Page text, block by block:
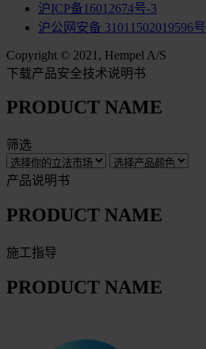
沪ICP备16012674号-3
沪公网安备 31011502019596号
Copyright © 2021, Hempel A/S
下载产品安全技术说明书
PRODUCT NAME
筛选
产品说明书
PRODUCT NAME
施工指导
PRODUCT NAME